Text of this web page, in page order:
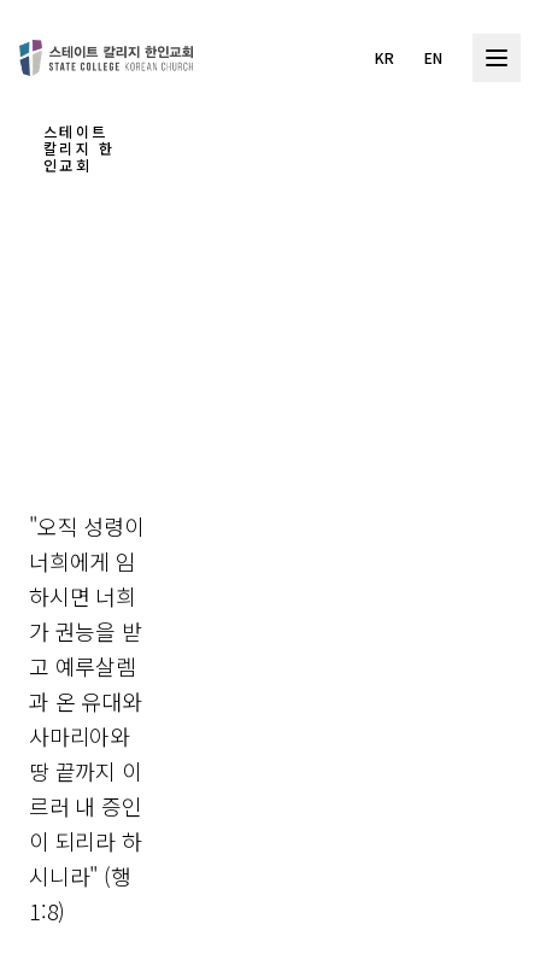
KR EN
스테이트
칼리지 한
인교회
"오직 성령이
너희에게 임
하시면 너희
가 권능을 받
고 예루살렘
과 온 유대와
사마리아와
땅 끝까지 이
르러 내 증인
이 되리라 하
시니라" (행
1:8)